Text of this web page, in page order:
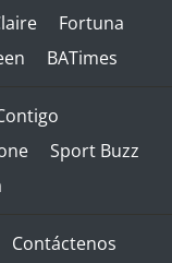
Fortuna
BATimes
Sport Buzz
Contáctenos